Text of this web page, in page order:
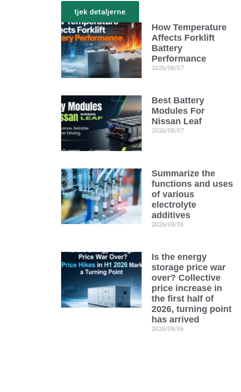
tjek detaljerne
Mere fra det nye
How Temperature
Affects Forklift
Battery
Performance
2026/08/07
Best Battery
Modules For
Nissan Leaf
2026/08/07
Summarize the
functions and uses
of various
electrolyte
additives
2026/08/06
Is the energy
storage price war
over? Collective
price increase in
the first half of
2026, turning point
has arrived
2026/08/06